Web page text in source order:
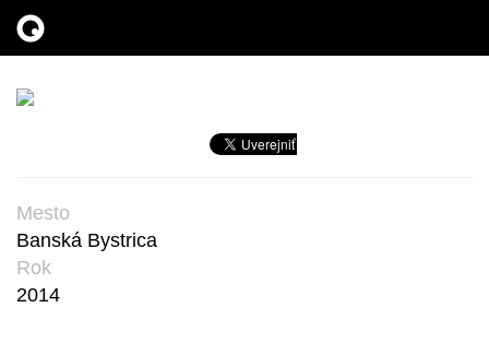
Mesto
Banská Bystrica
Rok
2014